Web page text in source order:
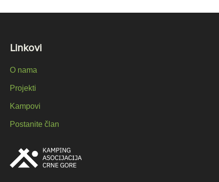
Linkovi
O nama
Projekti
Kampovi
Postanite član